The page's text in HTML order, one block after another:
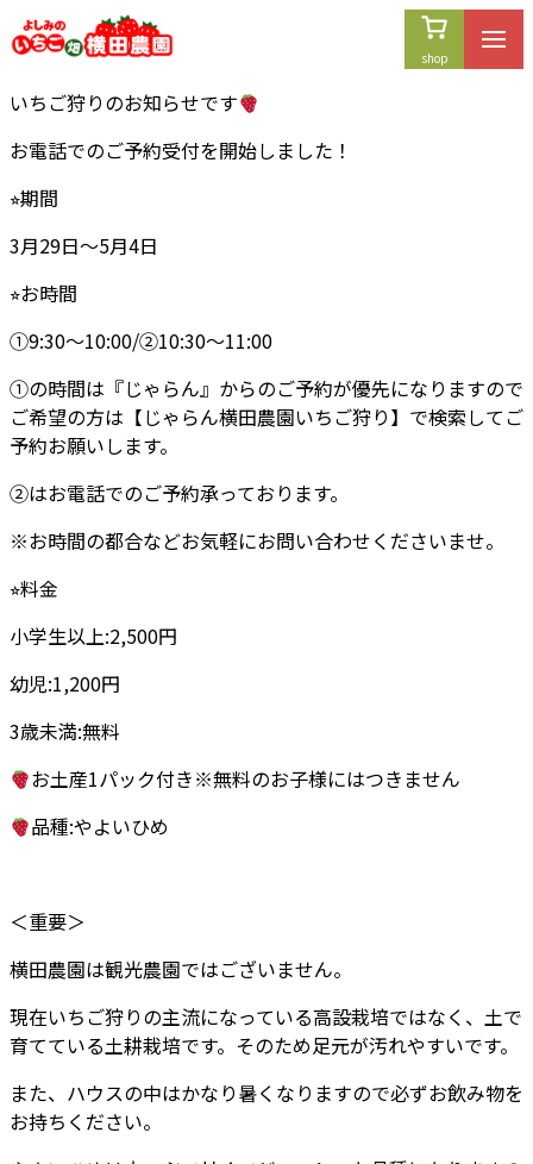
内
容
ス
キ
ッ
プ
いちご狩りのお知らせです
お電話でのご予約受付を開始しました！
⭐︎期間
3月29日〜5月4日
⭐︎お時間
①9:30〜10:00/②10:30〜11:00
①の時間は『じゃらん』からのご予約が優先になりますので
ご希望の方は【じゃらん横田農園いちご狩り】で検索してご
予約お願いします。
②はお電話でのご予約承っております。
※お時間の都合などお気軽にお問い合わせくださいませ。
⭐︎料金
小学生以上:2,500円
幼児:1,200円
3歳未満:無料
お土産1パック付き※無料のお子様にはつきません
品種:やよいひめ
＜重要＞
横田農園は観光農園ではございません。
現在いちご狩りの主流になっている高設栽培ではなく、土で
育てている土耕栽培です。そのため足元が汚れやすいです。
また、ハウスの中はかなり暑くなりますので必ずお飲み物を
お持ちください。